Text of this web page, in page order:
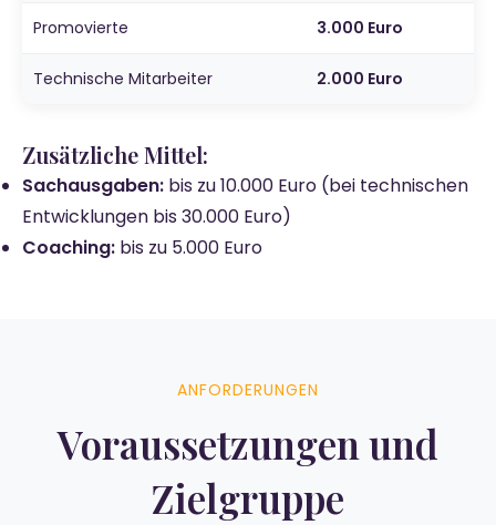
Promovierte 3.000 Euro
Technische Mitarbeiter 2.000 Euro
Zusätzliche Mittel:
Sachausgaben: bis zu 10.000 Euro (bei technischen
Entwicklungen bis 30.000 Euro)
Coaching: bis zu 5.000 Euro
ANFORDERUNGEN
Voraussetzungen und
Zielgruppe